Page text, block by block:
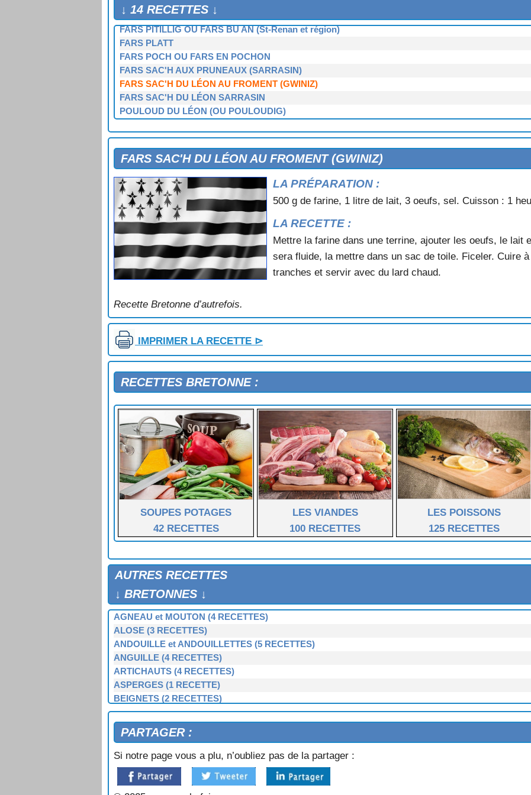
↓ 14 RECETTES ↓
FARS OALED D'OUESSANT
FARS PITILLIG OU FARS BU AN (St-Renan et région)
FARS PLATT
FARS POCH OU FARS EN POCHON
FARS SAC'H AUX PRUNEAUX (SARRASIN)
FARS SAC'H DU LÉON AU FROMENT (GWINIZ)
FARS SAC'H DU LÉON SARRASIN
POULOUD DU LÉON (OU POULOUDIG)
FARS SAC'H DU LÉON AU FROMENT (GWINIZ)
LA PRÉPARATION :
500 g de farine, 1 litre de lait, 3 oeufs, sel. Cuisson : 1
LA RECETTE :
Mettre la farine dans une terrine, ajouter les oeufs, le lait
sera fluide, la mettre dans un sac de toile. Ficeler. Cuire
tranches et servir avec du lard chaud.
Recette Bretonne d’autrefois.
IMPRIMER LA RECETTE ⊳
RECETTES BRETONNE :
SOUPES POTAGES
42 RECETTES
LES VIANDES
100 RECETTES
LES POISSONS
125 RECETTES
AUTRES RECETTES
↓ BRETONNES ↓
AGNEAU et MOUTON (4 RECETTES)
ALOSE (3 RECETTES)
ANDOUILLE et ANDOUILLETTES (5 RECETTES)
ANGUILLE (4 RECETTES)
ARTICHAUTS (4 RECETTES)
ASPERGES (1 RECETTE)
BEIGNETS (2 RECETTES)
BERNIQUE, PATELLE, BERNICLE (4 RECETTES)
BIGORNEAUX (1 RECETTE)
BIGUENÉE (1 RECETTE)
BOEUF (3 RECETTES)
BOUDIN NOIR et BLANC (3 RECETTES)
BOUILLIES (2 RECETTES)
PARTAGER :
Si notre page vous a plu, n’oubliez pas de la partager :